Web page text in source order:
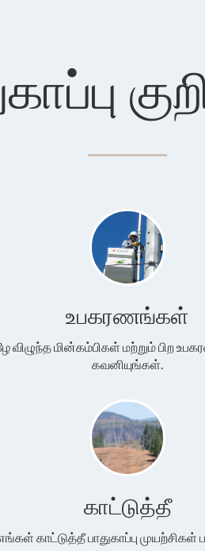
உபகரணங்கள்
விழுந்த மின்கம்பிகள் மற்றும் பிற
கவனியுங்கள்.
காட்டுத்தீ
காட்டுத்தீ பாதுகாப்பு முயற்சிகள்